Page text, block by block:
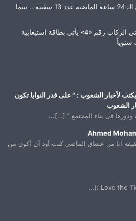
ميناء_دمياط استقبل خلال الـ 24 ساعة الماضية عدد 13 سفينة .. بينما
وزير الطيران: مشروع مبني الركاب رقم «4» يأتي بطاقة استيعابية
لأخبار الشعوب : " على قدر النوايا تكون
الشعوب
فى بناء المجتمع “ […]...
Ahmed
انا من عشاق الماضي كنت أود أن أكون من
Love the